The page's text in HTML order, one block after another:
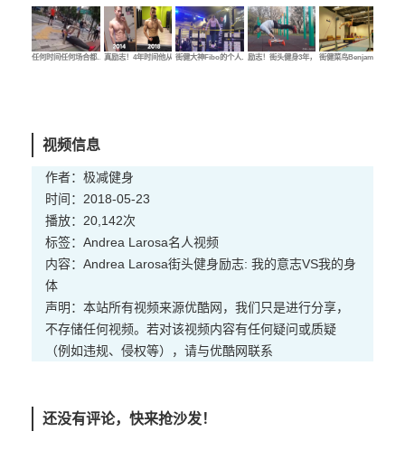
任何时间任何场合都… 真励志！4年时间他从…街健大神Fibo的个人…励志！街头健身3年，…街健菜鸟Benjamin的…
视频信息
作者：极减健身
时间：2018-05-23
播放：20,142次
标签： Andrea Larosa名人视频
内容：Andrea Larosa街头健身励志: 我的意志VS我的身
体
声明：本站所有视频来源优酷网，我们只是进行分享，
不存储任何视频。若对该视频内容有任何疑问或质疑
（例如违规、侵权等），请与优酷网联系
还没有评论，快来抢沙发！